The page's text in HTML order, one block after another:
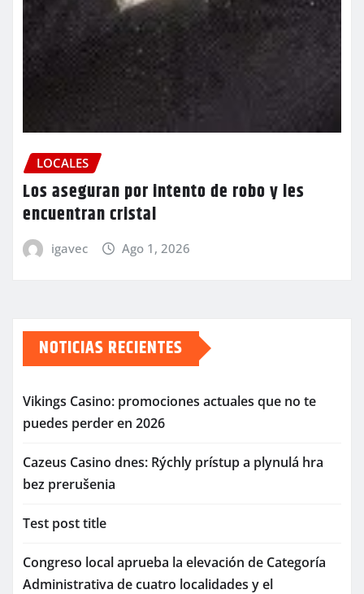
LOCALES
Los aseguran por intento de robo y les
encuentran cristal
igavec Ago 1, 2026
NOTICIAS RECIENTES
Vikings Casino: promociones actuales que no te
puedes perder en 2026
Cazeus Casino dnes: Rýchly prístup a plynulá hra
bez prerušenia
Test post title
Congreso local aprueba la elevación de Categoría
Administrativa de cuatro localidades y el